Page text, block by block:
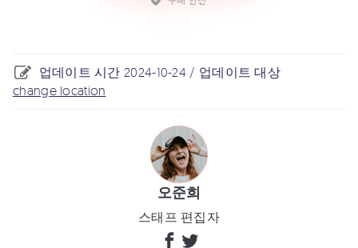
업데이트 시간 2024-10-24 / 업데이트 대상
change location
오준희
스태프 편집자